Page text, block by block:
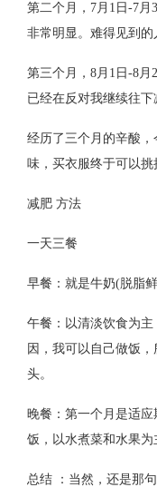
第二个月，7月1日-7月
非常明显。难得见到的
第三个月，8月1日-8月
已经在反对我继续往
经历了三个月的辛酸
味，买衣服终于可以挑
减肥 方法
一天三餐
早餐：就是牛奶(脱脂
午餐：以清淡饮食为
因，我可以自己做饭
头。
晚餐：第一个月是适
饭，以水煮菜和水果为
总结 ：当然，还是那